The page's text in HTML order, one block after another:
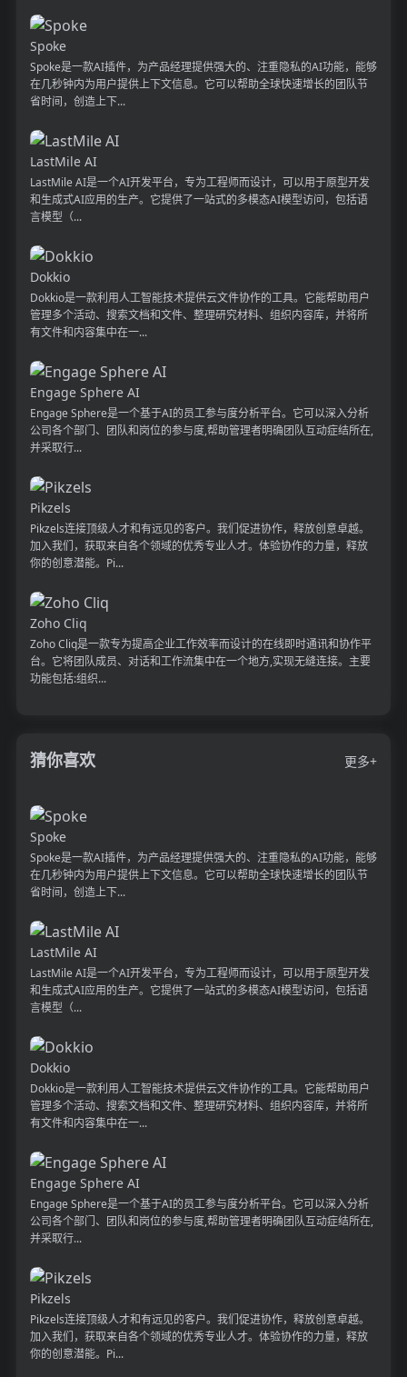
Spoke
Spoke是一款AI插件，为产品经理提供强大的、注重隐私的AI功能，能够
在几秒钟内为用户提供上下文信息。它可以帮助全球快速增长的团队节
省时间，创造上下...
LastMile AI
LastMile AI是一个AI开发平台，专为工程师而设计，可以用于原型开发
和生成式AI应用的生产。它提供了一站式的多模态AI模型访问，包括语
言模型（...
Dokkio
Dokkio是一款利用人工智能技术提供云文件协作的工具。它能帮助用户
管理多个活动、搜索文档和文件、整理研究材料、组织内容库，并将所
有文件和内容集中在一...
Engage Sphere AI
Engage Sphere是一个基于AI的员工参与度分析平台。它可以深入分析
公司各个部门、团队和岗位的参与度,帮助管理者明确团队互动症结所在,
并采取行...
Pikzels
Pikzels连接顶级人才和有远见的客户。我们促进协作，释放创意卓越。
加入我们，获取来自各个领域的优秀专业人才。体验协作的力量，释放
你的创意潜能。Pi...
Zoho Cliq
Zoho Cliq是一款专为提高企业工作效率而设计的在线即时通讯和协作平
台。它将团队成员、对话和工作流集中在一个地方,实现无缝连接。主要
功能包括:组织...
猜你喜欢 更多+
Spoke
Spoke是一款AI插件，为产品经理提供强大的、注重隐私的AI功能，能够
在几秒钟内为用户提供上下文信息。它可以帮助全球快速增长的团队节
省时间，创造上下...
LastMile AI
LastMile AI是一个AI开发平台，专为工程师而设计，可以用于原型开发
和生成式AI应用的生产。它提供了一站式的多模态AI模型访问，包括语
言模型（...
Dokkio
Dokkio是一款利用人工智能技术提供云文件协作的工具。它能帮助用户
管理多个活动、搜索文档和文件、整理研究材料、组织内容库，并将所
有文件和内容集中在一...
Engage Sphere AI
Engage Sphere是一个基于AI的员工参与度分析平台。它可以深入分析
公司各个部门、团队和岗位的参与度,帮助管理者明确团队互动症结所在,
并采取行...
Pikzels
Pikzels连接顶级人才和有远见的客户。我们促进协作，释放创意卓越。
加入我们，获取来自各个领域的优秀专业人才。体验协作的力量，释放
你的创意潜能。Pi...